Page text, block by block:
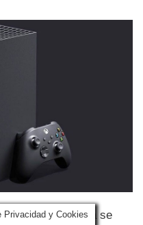
de Bethesda se
Privacidad y Cookies